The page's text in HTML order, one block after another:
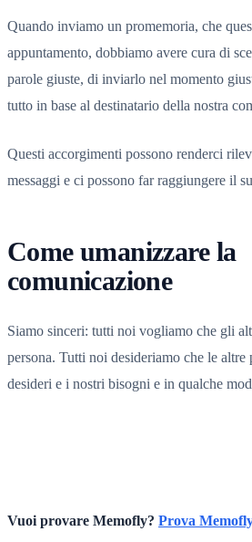
Quando inviamo un promemoria, che
appuntamento, dobbiamo avere cura di
parole giuste, di inviarlo nel momento
tutto in base al destinatario della nostra
Questi accorgimenti possono renderci
messaggi e ci possono far raggiungere il
Come umanizzare la
comunicazione
Siamo sinceri: tutti noi vogliamo che gli
persona. Tutti noi desideriamo che le altre
desideri e i nostri bisogni e in qualche
Vuoi provare Memofly? Prova